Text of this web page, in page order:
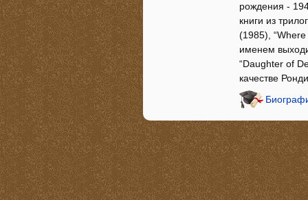
рождения -
книги из
(1985),
именем
“Daughter of
качестве